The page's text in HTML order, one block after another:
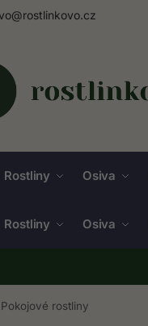
Rostliny Osiva
Rostliny Osiva
Pokojové rostliny